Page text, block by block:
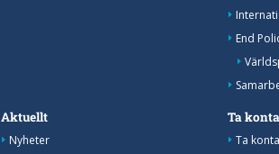
End
Aktuellt
Nyheter
Ta
Ta